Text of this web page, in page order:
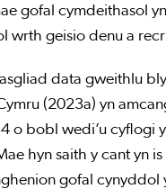
gofal cymdeithasol
wrth geisio denu a
data gweithlu
(2023a) yn
o bobl wedi’u cyflogi
hyn saith y cant yn is
gofal cynyddol